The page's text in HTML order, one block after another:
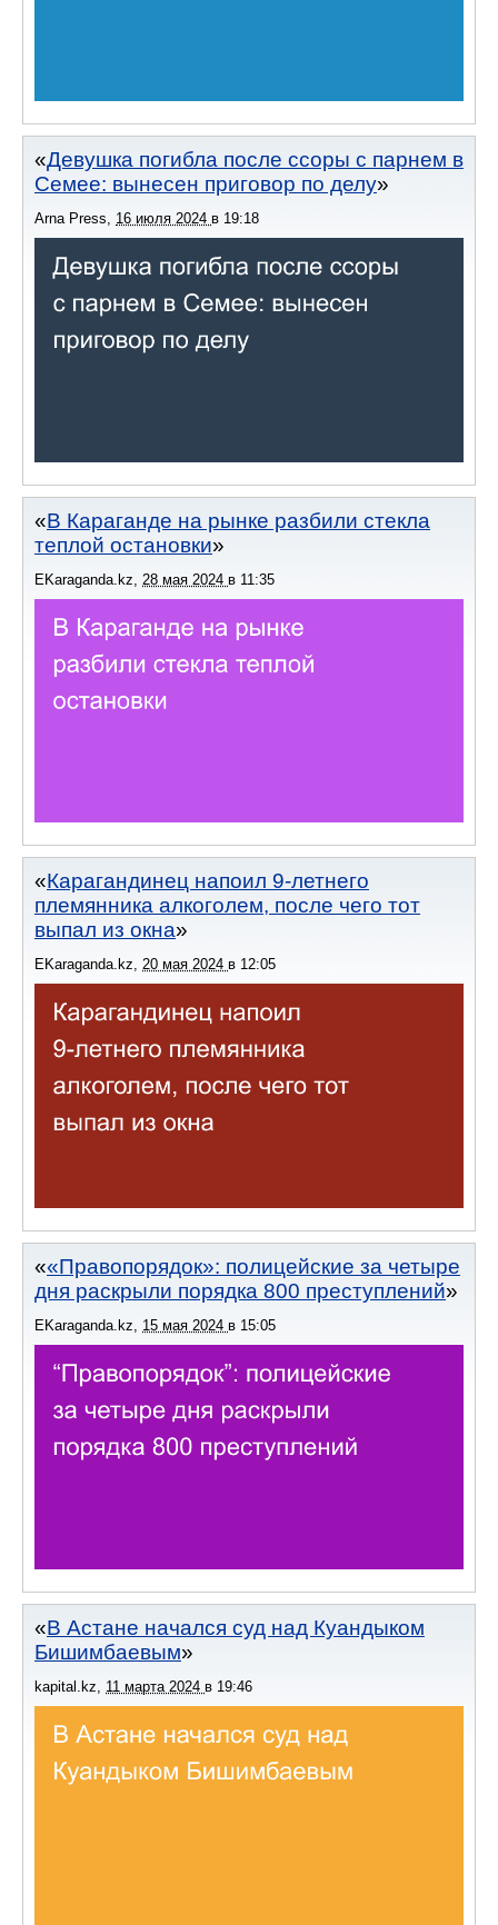
Девушка погибла после ссоры с парнем в
Семее: вынесен приговор по делу
Arna Press 16 июля 2024 в 19:18
В Караганде на рынке разбили стекла
теплой остановки
EKaraganda.kz 28 мая 2024 в 11:35
Карагандинец напоил 9-летнего
племянника алкоголем, после чего тот
выпал из окна
EKaraganda.kz, 20 мая 2024 в 12:05
«Правопорядок»: полицейские за четыре
дня раскрыли порядка 800 преступлений
EKaraganda.kz, 15 мая 2024 в 15:05
В Астане начался суд над Куандыком
Бишимбаевым
kapital.kz 11 марта 2024 в 19:46